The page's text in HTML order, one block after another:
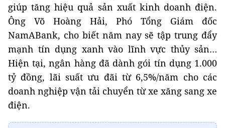
giúp tăng hiệu quả sản xuất kinh doanh điện.
Ông Võ Hoàng Hải, Phó Tổng Giám đốc
NamABank, cho biết năm nay sẽ tập trung đẩy
mạnh tín dụng xanh vào lĩnh vực thủy sản…
Hiện tại, ngân hàng đã dành gói tín dụng 1.000
tỷ đồng, lãi suất ưu đãi từ 6,5%/năm cho các
doanh nghiệp vận tải chuyển từ xe xăng sang xe
điện.